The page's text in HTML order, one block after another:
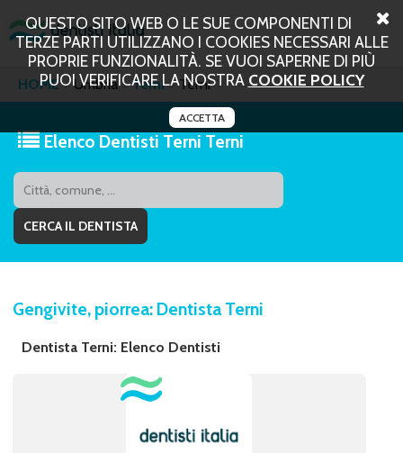
QUESTO SITO WEB O LE SUE COMPONENTI DI
TERZE PARTI UTILIZZANO I COOKIES NECESSARI ALLE
PROPRIE FUNZIONALITÀ. SE VUOI SAPERNE DI PIÙ
PUOI VERIFICARE LA NOSTRA COOKIE POLICY
ACCETTA
HOME Umbria Terni Terni
Elenco Dentisti Terni Terni
Gengivite, piorrea: Dentista Terni
Dentista Terni: Elenco Dentisti